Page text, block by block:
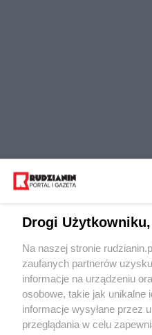
Wydawca mediów lokalnych
Drogi Użytkowniku,
Na naszej stronie
zaufanych partnerów
informacje na urządzeniu
osobowe, takie jak unikalne
informacje wysyłane przez
przeglądania w celu